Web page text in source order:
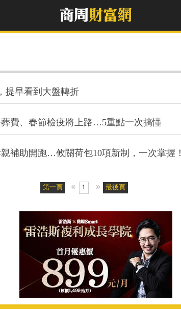
提早看到大盤轉折
費、春節檢疫將上路…5重點一次搞懂
補助開跑…攸關荷包10項新制，一次掌握！
第一頁 « 1 » 最後頁